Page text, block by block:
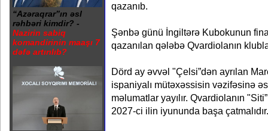
“Azəraqrar”ın əsl
rəhbəri kimdir? -
Nazirin sabiq
komandirinin maaşı 7
dəfə artırılıb?
qazanıb.
Şənbə günü İngiltərə Kubokunun
qazanılan qələbə Qvardiolanın
Dörd ay əvvəl "Çelsi”dən ayrılan
ispaniyalı mütəxəssisin vəzifəsinə
məlumatlar yayılır. Qvardiolanın
2027-ci ilin iyununda başa çatmalıdır.